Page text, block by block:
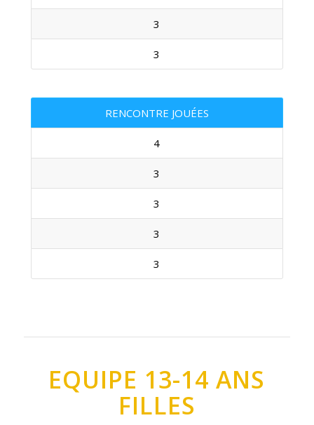
3
3
RENCONTRE JOUÉES
4
3
3
3
3
EQUIPE 13-14 ANS
FILLES